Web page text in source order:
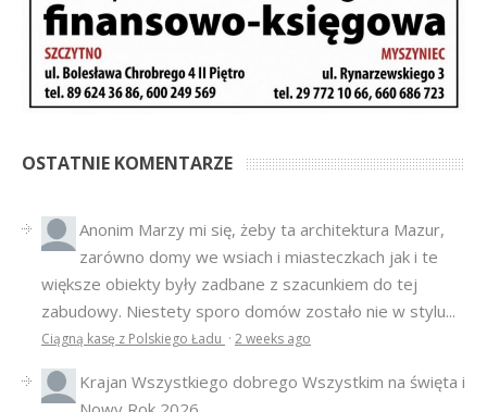
OSTATNIE KOMENTARZE
Anonim Marzy mi się, żeby ta architektura Mazur,
zarówno domy we wsiach i miasteczkach jak i te
większe obiekty były zadbane z szacunkiem do tej
zabudowy. Niestety sporo domów zostało nie w stylu...
Ciągną kasę z Polskiego Ładu · 2 weeks ago
Krajan Wszystkiego dobrego Wszystkim na święta i